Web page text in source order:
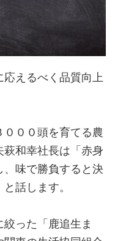
えるべく品質向上
００頭を育てる農
和幸社長は「赤身
、味で勝負すると決
話します。
った「鹿追生ま